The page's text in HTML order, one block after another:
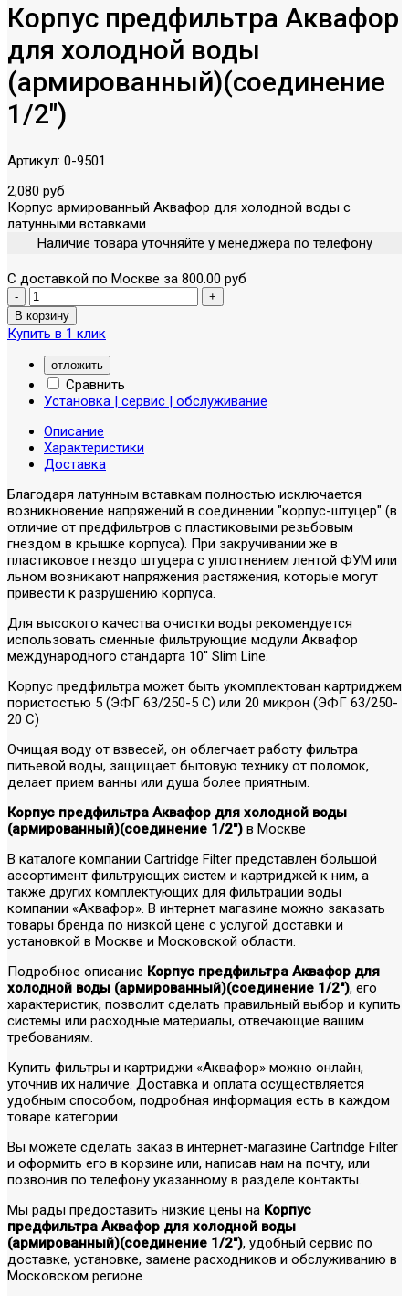
Корпус предфильтра Аквафор
для холодной воды
(армированный)(соединение
1/2")
Артикул: 0-9501
2,080 руб
Корпус армированный Аквафор для холодной воды с
латунными вставками
Наличие товара уточняйте у менеджера по телефону
С доставкой по Москве за 800.00 руб
Купить в 1 клик
отложить
Сравнить
Установка | сервис | обслуживание
Описание
Характеристики
Доставка
Благодаря латунным вставкам полностью исключается
возникновение напряжений в соединении "корпус-штуцер" (в
отличие от предфильтров с пластиковыми резьбовым
гнездом в крышке корпуса). При закручивании же в
пластиковое гнездо штуцера с уплотнением лентой ФУМ или
льном возникают напряжения растяжения, которые могут
привести к разрушению корпуса.
Для высокого качества очистки воды рекомендуется
использовать сменные фильтрующие модули Аквафор
международного стандарта 10'' Slim Line.
Корпус предфильтра может быть укомплектован картриджем
пористостью 5 (ЭФГ 63/250-5 С) или 20 микрон (ЭФГ 63/250-
20 С)
Очищая воду от взвесей, он облегчает работу фильтра
питьевой воды, защищает бытовую технику от поломок,
делает прием ванны или душа более приятным.
Корпус предфильтра Аквафор для холодной воды
(армированный)(соединение 1/2") в Москве
В каталоге компании Cartridge Filter представлен большой
ассортимент фильтрующих систем и картриджей к ним, а
также других комплектующих для фильтрации воды
компании «Аквафор». В интернет магазине можно заказать
товары бренда по низкой цене с услугой доставки и
установкой в Москве и Московской области.
Подробное описание Корпус предфильтра Аквафор для
холодной воды (армированный)(соединение 1/2"), его
характеристик, позволит сделать правильный выбор и купить
системы или расходные материалы, отвечающие вашим
требованиям.
Купить фильтры и картриджи «Аквафор» можно онлайн,
уточнив их наличие. Доставка и оплата осуществляется
удобным способом, подробная информация есть в каждом
товаре категории.
Вы можете сделать заказ в интернет-магазине Cartridge Filter
и оформить его в корзине или, написав нам на почту, или
позвонив по телефону указанному в разделе контакты.
Мы рады предоставить низкие цены на Корпус
предфильтра Аквафор для холодной воды
(армированный)(соединение 1/2"), удобный сервис по
доставке, установке, замене расходников и обслуживанию в
Московском регионе.